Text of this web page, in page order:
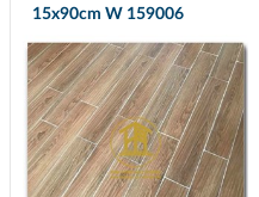
15x90cm W 159006